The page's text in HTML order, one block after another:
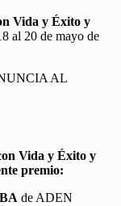
Vida y Éxito y
al 20 de mayo de
AL
Vida y Éxito y
premio:
de ADEN